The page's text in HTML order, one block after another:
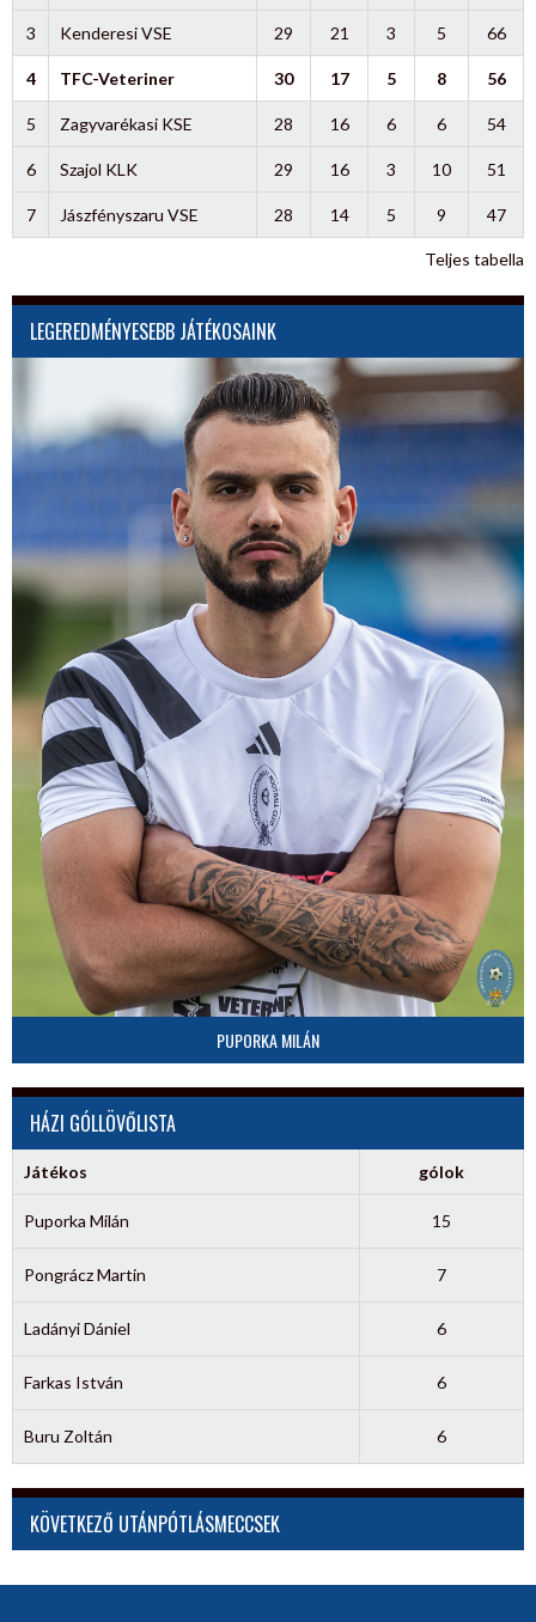
3 Kenderesi VSE 29 21 3 5 66
4 TFC-Veteriner 30 17 5 8 56
5 Zagyvarékasi KSE 28 16 6 6 54
6 Szajol KLK 29 16 3 10 51
7 Jászfényszaru VSE 28 14 5 9 47
Teljes tabella
LEGEREDMÉNYESEBB JÁTÉKOSAINK
PUPORKA MILÁN
HÁZI GÓLLÖVŐLISTA
Játékos gólok
Puporka Milán 15
Pongrácz Martin 7
Ladányi Dániel 6
Farkas István 6
Buru Zoltán 6
KÖVETKEZŐ UTÁNPÓTLÁSMECCSEK